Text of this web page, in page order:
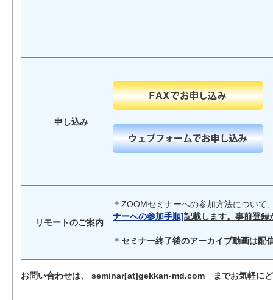
申し込み
リモートのご案内
＊ZOOMセミナーへの参加方法について
ナーへの参加手順]記載します。事前登録
＊ セミナー終了後のアーカイブ動画は配
お問い合わせは、 seminar[at]gekkan-md.com までお気軽に